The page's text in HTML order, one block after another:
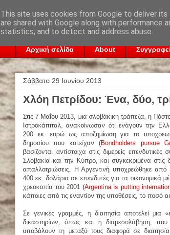
Αρχική σελίδα About
Σάββατο 29 Ιουνίου 2013
Χλόη Πετρίδου: Ένα, δύο,
Στις 7 Μαΐου 2013, μια σλοβάκικη τράπεζα, η
Ιστροκάπιταλ, ανακοίνωσαν ότι ενάγουν την
200 εκ. ευρώ ως αποζημίωση για το
δημοσίου που κατείχαν (Bondholders pursue
βασίζονται αντίστοιχα στις διμερείς
Σλοβακία και την Κύπρο, και συγκεκριμένα στις
απαλλοτριώσεις. Η Αργεντινή υποχρεώθηκε από
400 εκ. δολάρια σε επενδυτές για τα οικονομικά
χρεοκοπία του 2001 (Argentina is putting
κάποιες από τις εναντίον της υποθέσεις, το ποσό
Σε γενικές γραμμές, η διαιτησία αποτελεί μια
δικαστηρίων, όπως και η διαμεσολάβηση,
υποβάλουν τη μεταξύ τους διαφορά σε
This site uses cookies from Google to deliver
are shared with Google along with performance
statistics, and to detect and address abuse.